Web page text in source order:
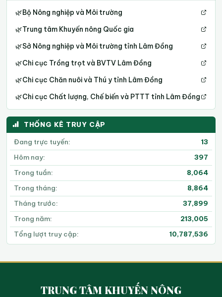
🌿Bộ Nông nghiệp và Môi trường
🌿Trung tâm Khuyến nông Quốc gia
🌿Sở Nông nghiệp và Môi trường tỉnh Lâm Đồng
🌿Chi cục Trồng trọt và BVTV Lâm Đồng
🌿Chi cục Chăn nuôi và Thú y tỉnh Lâm Đồng
🌿Chi cục Chất lượng, Chế biến và PTTT tỉnh Lâm Đồng
THỐNG KÊ TRUY CẬP
Đang trực tuyến:
13
Hôm nay:
397
Trong tuần:
8,064
Trong tháng:
8,864
Tháng trước:
37,899
Trong năm:
213,005
Tổng lượt truy cập:
10,787,536
TRUNG TÂM KHUYẾN NÔNG